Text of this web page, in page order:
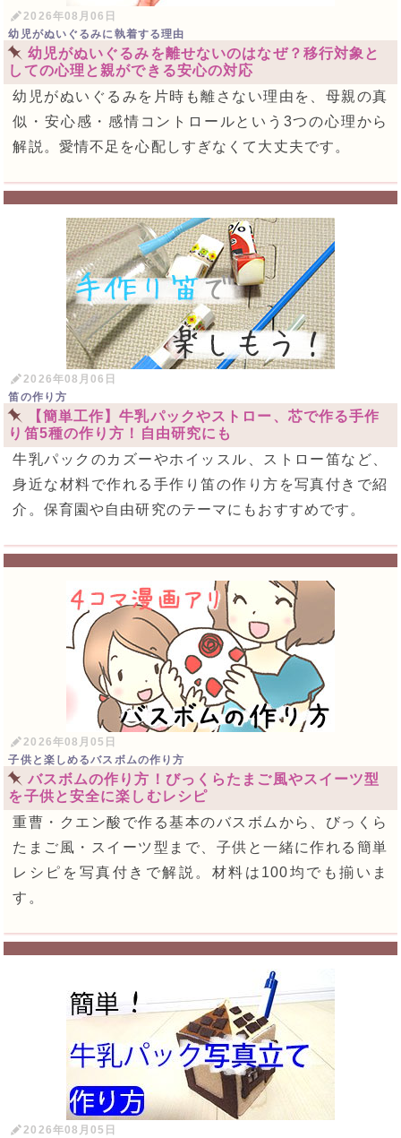
2026年08月06日
幼児がぬいぐるみに執着する理由
幼児がぬいぐるみを離せないのはなぜ？移行対象と
しての心理と親ができる安心の対応
幼児がぬいぐるみを片時も離さない理由を、母親の真
似・安心感・感情コントロールという3つの心理から
解説。愛情不足を心配しすぎなくて大丈夫です。
2026年08月06日
笛の作り方
【簡単工作】牛乳パックやストロー、芯で作る手作
り笛5種の作り方！自由研究にも
牛乳パックのカズーやホイッスル、ストロー笛など、
身近な材料で作れる手作り笛の作り方を写真付きで紹
介。保育園や自由研究のテーマにもおすすめです。
2026年08月05日
子供と楽しめるバスボムの作り方
バスボムの作り方！びっくらたまご風やスイーツ型
を子供と安全に楽しむレシピ
重曹・クエン酸で作る基本のバスボムから、びっくら
たまご風・スイーツ型まで、子供と一緒に作れる簡単
レシピを写真付きで解説。材料は100均でも揃いま
す。
2026年08月05日